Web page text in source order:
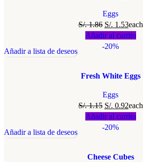
Eggs
S/.1.86 S/. 1.53each
Añadir al carrito
-20%
Añadir a lista de deseos
Fresh White Eggs
Eggs
S/.1.15 S/. 0.92each
Añadir al carrito
-20%
Añadir a lista de deseos
Cheese Cubes